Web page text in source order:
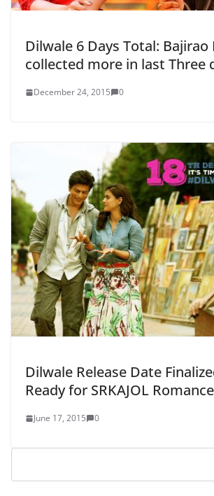
Dilwale 6 Days Total: Bajirao
collected more in last Three
December 24, 2015 0
Dilwale Release Date
Ready for SRKAJOL Romance
June 17, 2015 0